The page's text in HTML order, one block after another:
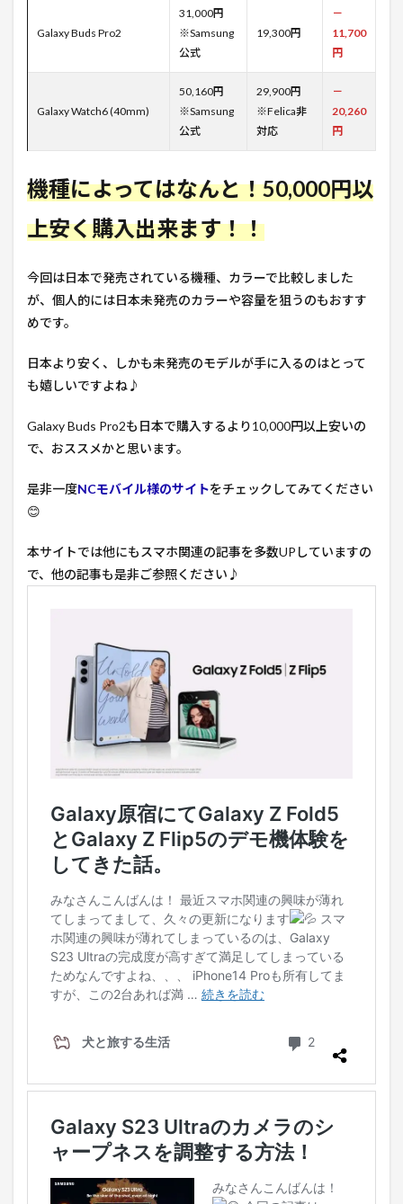
Galaxy Buds Pro2
31,000円
※Samsung
公式
19,300円
－
11,700
円
Galaxy Watch6 (40mm)
50,160円
※Samsung
公式
29,900円
※Felica非
対応
－
20,260
円
機種によってはなんと！50,000円以
上安く購入出来ます！！
今回は日本で発売されている機種、カラーで比較しました
が、個人的には日本未発売のカラーや容量を狙うのもおすす
めです。
日本より安く、しかも未発売のモデルが手に入るのはとって
も嬉しいですよね♪
Galaxy Buds Pro2も日本で購入するより10,000円以上安いの
で、おススメかと思います。
是非一度NCモバイル様のサイトをチェックしてみてください
😊
本サイトでは他にもスマホ関連の記事を多数UPしていますの
で、他の記事も是非ご参照ください♪